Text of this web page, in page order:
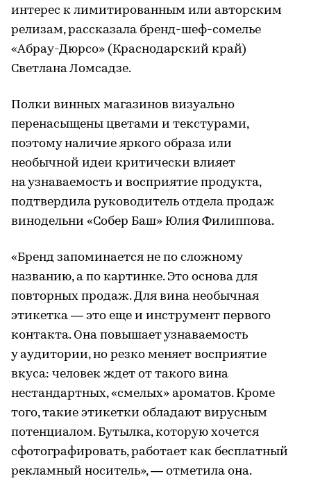
интерес к лимитированным или авторским
релизам, рассказала бренд-шеф-сомелье
«Абрау-Дюрсо» (Краснодарский край)
Светлана Ломсадзе.
Полки винных магазинов визуально
перенасыщены цветами и текстурами,
поэтому наличие яркого образа или
необычной идеи критически влияет
на узнаваемость и восприятие продукта,
подтвердила руководитель отдела продаж
винодельни «Собер Баш» Юлия Филиппова.
«Бренд запоминается не по сложному
названию, а по картинке. Это основа для
повторных продаж. Для вина необычная
этикетка — это еще и инструмент первого
контакта. Она повышает узнаваемость
у аудитории, но резко меняет восприятие
вкуса: человек ждет от такого вина
нестандартных, «смелых» ароматов. Кроме
того, такие этикетки обладают вирусным
потенциалом. Бутылка, которую хочется
сфотографировать, работает как бесплатный
рекламный носитель», — отметила она.